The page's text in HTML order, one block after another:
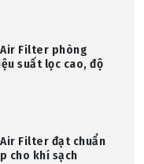
Filter phòng
suất lọc cao, độ
Filter đạt chuẩn
cho khí sạch